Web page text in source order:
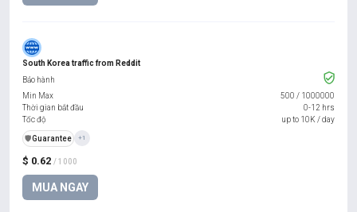
South Korea traffic from Reddit
$ 0.62 / 1000
MUA NGAY
Bảo hành
Min Max
500 / 1000000
Thời gian bắt đầu
0-12 hrs
Tốc độ
up to 10K / day
️🛡️Guarantee +1